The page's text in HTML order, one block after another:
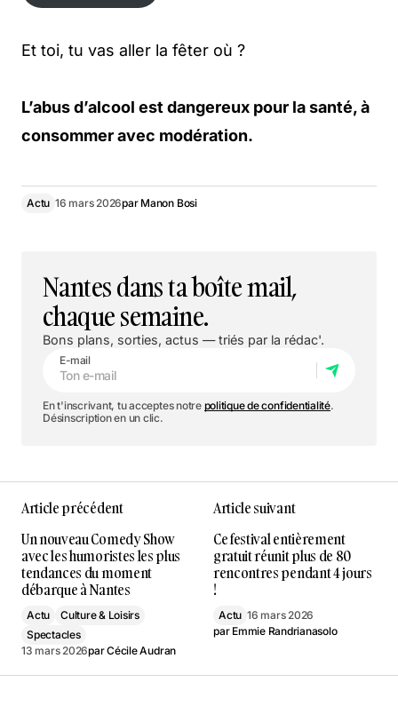
En savoir plus !
Et toi, tu vas aller la fêter où ?
L’abus d’alcool est dangereux pour la santé, à
consommer avec modération.
Actu 16 mars 2026par Manon Bosi
Nantes dans ta boîte mail,
chaque semaine.
Bons plans, sorties, actus — triés par la rédac'.
E-mail
En t'inscrivant, tu acceptes notre politique de confidentialité.
Désinscription en un clic.
Article précédent
Un nouveau Comedy Show
avec les humoristes les plus
tendances du moment
débarque à Nantes
Actu
Culture & Loisirs
Spectacles
13 mars 2026parCécile Audran
Article suivant
Ce festival entièrement
gratuit réunit plus de 80
rencontres pendant 4 jours
!
Actu 16 mars 2026
par Emmie Randrianasolo